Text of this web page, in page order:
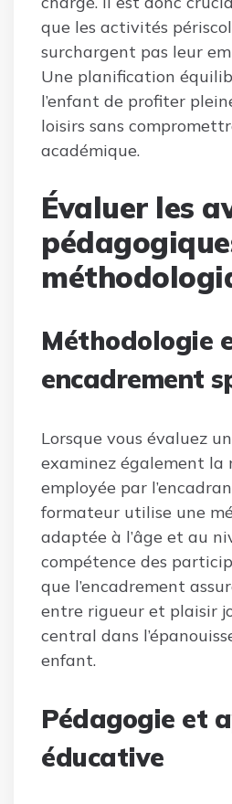
que les activités
surchargent pas leur
Une planification
l’enfant de profiter
loisirs sans
académique.
Évaluer les
Méthodologie
encadrement
Lorsque vous évaluez
examinez également la
employée par
formateur utilise une
adaptée à l’âge et au
compétence des
que l’encadrement
entre rigueur et plaisir
central dans
enfant.
Pédagogie et
éducative